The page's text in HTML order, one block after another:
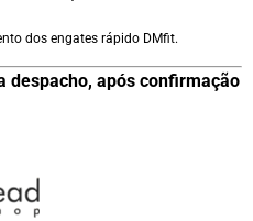
dos engates rápido DMfit.
despacho, após confirmação